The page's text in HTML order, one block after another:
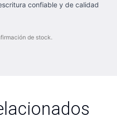
confiable y de calidad
de stock.